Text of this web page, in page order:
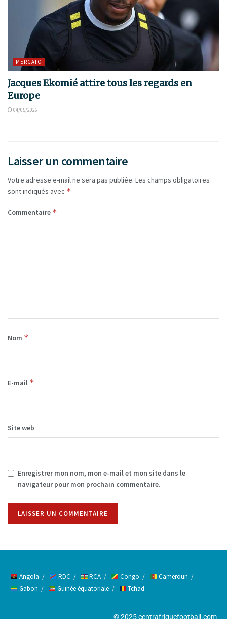
MERCATO
Jacques Ekomié attire tous les regards en
Europe
04/05/2026
Laisser un commentaire
Votre adresse e-mail ne sera pas publiée. Les champs obligatoires
sont indiqués avec *
Commentaire *
Nom *
E-mail *
Site web
Enregistrer mon nom, mon e-mail et mon site dans le
navigateur pour mon prochain commentaire.
Angola RDC RCA Congo
Cameroun
Gabon
Guinée équatoriale Tchad
© 2025 centrafriquefootball.com